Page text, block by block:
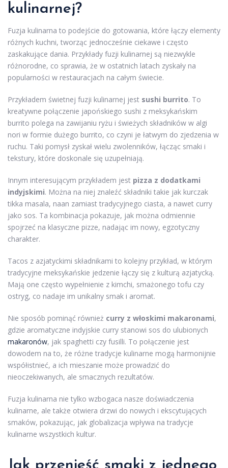
kulinarnej?
Fuzja kulinarna to podejście do gotowania, które łączy elementy
różnych kuchni, tworząc jednocześnie ciekawe i często
zaskakujące dania. Przykłady fuzji kulinarnej są niezwykle
różnorodne, co sprawia, że w ostatnich latach zyskały na
popularności w restauracjach na całym świecie.
Przykładem świetnej fuzji kulinarnej jest sushi burrito. To
kreatywne połączenie japońskiego sushi z meksykańskim
burrito polega na zawijaniu ryżu i świeżych składników w algi
nori w formie dużego burrito, co czyni je łatwym do zjedzenia w
ruchu. Taki pomysł zyskał wielu zwolenników, łącząc smaki i
tekstury, które doskonale się uzupełniają.
Innym interesującym przykładem jest pizza z dodatkami
indyjskimi. Można na niej znaleźć składniki takie jak kurczak
tikka masala, naan zamiast tradycyjnego ciasta, a nawet curry
jako sos. Ta kombinacja pokazuje, jak można odmiennie
spojrzeć na klasyczne pizze, nadając im nowy, egzotyczny
charakter.
Tacos z azjatyckimi składnikami to kolejny przykład, w którym
tradycyjne meksykańskie jedzenie łączy się z kulturą azjatycką.
Mają one często wypełnienie z kimchi, smażonego tofu czy
ostryg, co nadaje im unikalny smak i aromat.
Nie sposób pominąć również curry z włoskimi makaronami,
gdzie aromatyczne indyjskie curry stanowi sos do ulubionych
makaronów, jak spaghetti czy fusilli. To połączenie jest
dowodem na to, że różne tradycje kulinarne mogą harmonijnie
współistnieć, a ich mieszanie może prowadzić do
nieoczekiwanych, ale smacznych rezultatów.
Fuzja kulinarna nie tylko wzbogaca nasze doświadczenia
kulinarne, ale także otwiera drzwi do nowych i ekscytujących
smaków, pokazując, jak globalizacja wpływa na tradycje
kulinarne wszystkich kultur.